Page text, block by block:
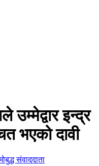
उम्मेद्वार इन्द्र
भएको दावी
संवाददाता